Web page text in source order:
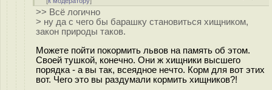
>> Всё логично
> ну да с чего бы барашку становиться хищником,
закон природы таков.
Можете пойти покормить львов на память об этом.
Своей тушкой, конечно. Они ж хищники высшего
порядка - а вы так, всеядное нечто. Корм для вот этих
вот. Чего это вы раздумали кормить хищников?!